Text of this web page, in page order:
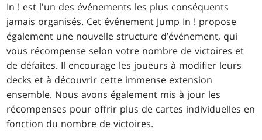
In ! est l'un des événements les plus conséquents
jamais organisés. Cet événement Jump In ! propose
également une nouvelle structure d’événement, qui
vous récompense selon votre nombre de victoires et
de défaites. Il encourage les joueurs à modifier leurs
decks et à découvrir cette immense extension
ensemble. Nous avons également mis à jour les
récompenses pour offrir plus de cartes individuelles en
fonction du nombre de victoires.